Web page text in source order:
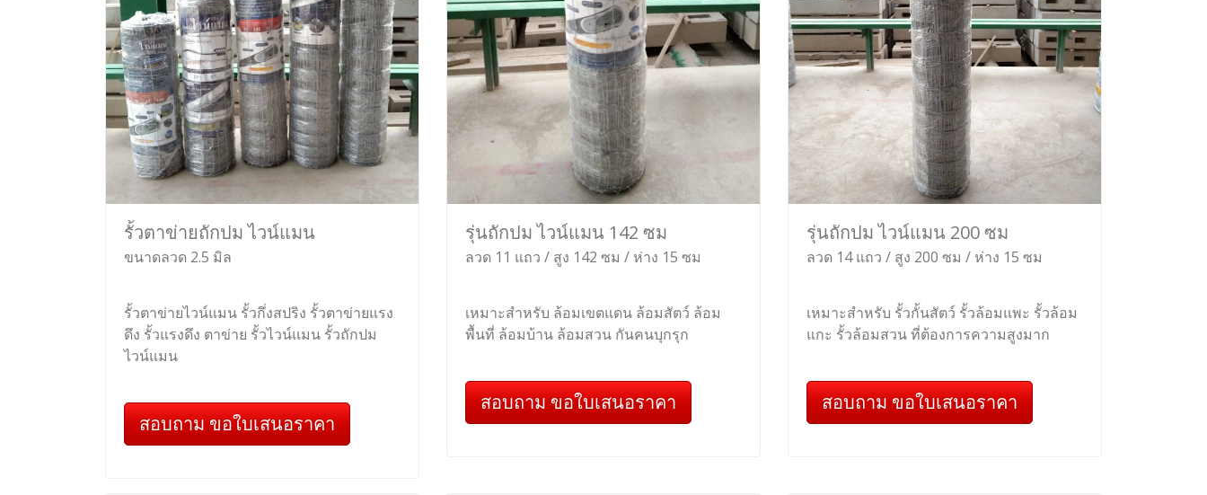
รั้วตาข่ายถักปม ไวน์แมน
ขนาดลวด 2.5 มิล
รั้วตาข่ายไวน์แมน รั้วกึ่งสปริง รั้วตาข่ายแรง
ดึง รั้วแรงดึง ตาข่าย รั้วไวน์แมน รั้วถักปม
ไวน์แมน
สอบถาม ขอใบเสนอราคา
รุ่นถักปม ไวน์แมน 142 ซม
ลวด 11 แถว / สูง 142 ซม / ห่าง 15 ซม
เหมาะสำหรับ ล้อมเขตแดน ล้อมสัตว์ ล้อม
พื้นที่ ล้อมบ้าน ล้อมสวน กันคนบุกรุก
สอบถาม ขอใบเสนอราคา
รุ่นถักปม ไวน์แมน 200 ซม
ลวด 14 แถว / สูง 200 ซม / ห่าง 15 ซม
เหมาะสำหรับ รั้วกั้นสัตว์ รั้วล้อมแพะ รั้วล้อม
แกะ รั้วล้อมสวน ที่ต้องการความสูงมาก
สอบถาม ขอใบเสนอราคา